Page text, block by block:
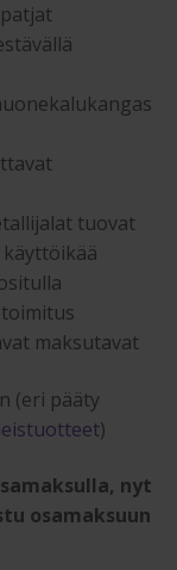
tuovat
maksutavat
(eri pääty
)
nyt
osamaksuun